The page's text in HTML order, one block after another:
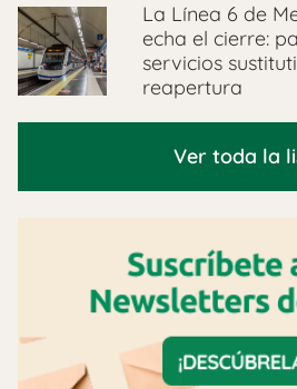
La Línea 6 de
echa el cierre:
servicios
reapertura
Ver toda la